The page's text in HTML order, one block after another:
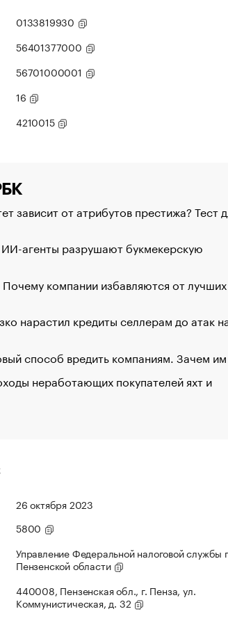
0133819930
56401377000
56701000001
16
4210015
зависит от атрибутов престижа? Тест
агенты разрушают букмекерскую
компании избавляются от лучших
нарастил кредиты селлерам до атак
способ вредить компаниям. Зачем
неработающих покупателей яхт и
26 октября 2023
5800
Управление Федеральной налоговой службы
Пензенской области
440008, Пензенская обл., г. Пенза, ул.
Коммунистическая, д. 32